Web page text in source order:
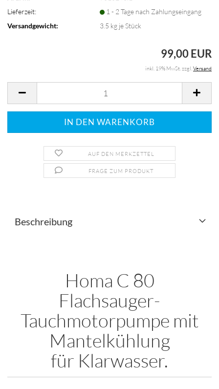
Lieferzeit:
1 - 2 Tage nach Zahlungseingang
Versandgewicht:
3.5 kg je Stück
99,00 EUR
inkl. 19% MwSt. zzgl.Versand
AUF DEN MERKZETTEL
FRAGE ZUM PRODUKT
Beschreibung
Homa C 80
Flachsauger-
Tauchmotorpumpe mit
Mantelkühlung
für Klarwasser.